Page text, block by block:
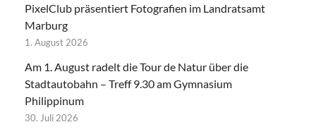
PixelClub präsentiert Fotografien im Landratsamt
Marburg
1. August 2026
Am 1. August radelt die Tour de Natur über die
Stadtautobahn – Treff 9.30 am Gymnasium
Philippinum
30. Juli 2026